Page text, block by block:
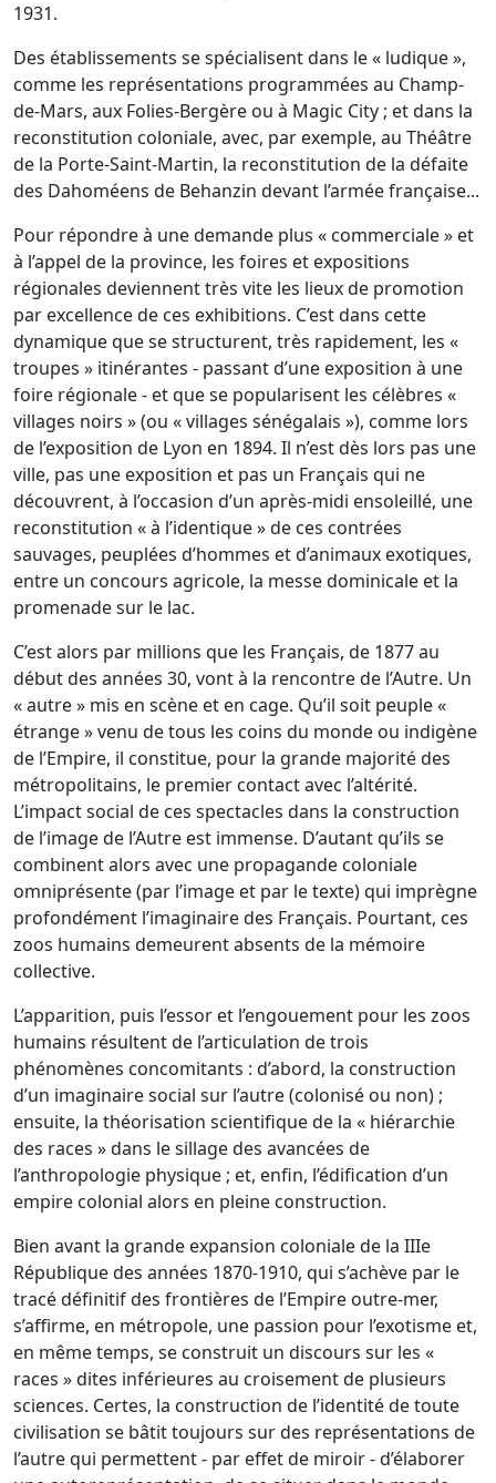
1931.
Des établissements se spécialisent dans le « ludique »,
comme les représentations programmées au Champ-
de-Mars, aux Folies-Bergère ou à Magic City ; et dans la
reconstitution coloniale, avec, par exemple, au Théâtre
de la Porte-Saint-Martin, la reconstitution de la défaite
des Dahoméens de Behanzin devant l’armée française...
Pour répondre à une demande plus « commerciale » et
à l’appel de la province, les foires et expositions
régionales deviennent très vite les lieux de promotion
par excellence de ces exhibitions. C’est dans cette
dynamique que se structurent, très rapidement, les «
troupes » itinérantes - passant d’une exposition à une
foire régionale - et que se popularisent les célèbres «
villages noirs » (ou « villages sénégalais »), comme lors
de l’exposition de Lyon en 1894. Il n’est dès lors pas une
ville, pas une exposition et pas un Français qui ne
découvrent, à l’occasion d’un après-midi ensoleillé, une
reconstitution « à l’identique » de ces contrées
sauvages, peuplées d’hommes et d’animaux exotiques,
entre un concours agricole, la messe dominicale et la
promenade sur le lac.
C’est alors par millions que les Français, de 1877 au
début des années 30, vont à la rencontre de l’Autre. Un
« autre » mis en scène et en cage. Qu’il soit peuple «
étrange » venu de tous les coins du monde ou indigène
de l’Empire, il constitue, pour la grande majorité des
métropolitains, le premier contact avec l’altérité.
L’impact social de ces spectacles dans la construction
de l’image de l’Autre est immense. D’autant qu’ils se
combinent alors avec une propagande coloniale
omniprésente (par l’image et par le texte) qui imprègne
profondément l’imaginaire des Français. Pourtant, ces
zoos humains demeurent absents de la mémoire
collective.
L’apparition, puis l’essor et l’engouement pour les zoos
humains résultent de l’articulation de trois
phénomènes concomitants : d’abord, la construction
d’un imaginaire social sur l’autre (colonisé ou non) ;
ensuite, la théorisation scientifique de la « hiérarchie
des races » dans le sillage des avancées de
l’anthropologie physique ; et, enfin, l’édification d’un
empire colonial alors en pleine construction.
Bien avant la grande expansion coloniale de la IIIe
République des années 1870-1910, qui s’achève par le
tracé définitif des frontières de l’Empire outre-mer,
s’affirme, en métropole, une passion pour l’exotisme et,
en même temps, se construit un discours sur les «
races » dites inférieures au croisement de plusieurs
sciences. Certes, la construction de l’identité de toute
civilisation se bâtit toujours sur des représentations de
l’autre qui permettent - par effet de miroir - d’élaborer